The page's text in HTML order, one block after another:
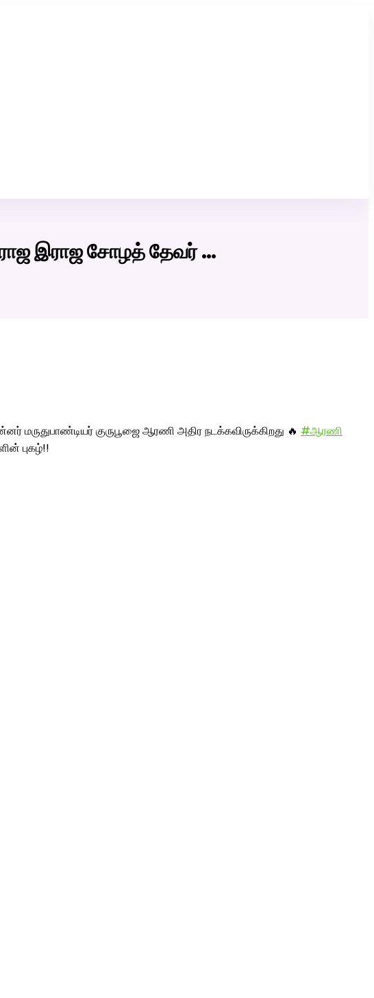
இராஜ சோழத் தேவர் …
குருபூஜை ஆரணி அதிர நடக்கவிருக்கிறது 🔥 #ஆரணி
புகழ்!!
எண்: